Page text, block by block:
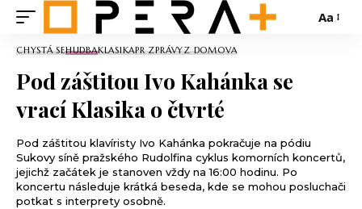
Aa
CHYSTÁ SEHUDBAKLASIKAPR ZPRÁVYZ DOMOVA
Pod záštitou Ivo Kahánka se
vrací Klasika o čtvrté
Pod záštitou klavíristy Ivo Kahánka pokračuje na pódiu
Sukovy síně pražského Rudolfina cyklus komorních koncertů,
jejichž začátek je stanoven vždy na 16:00 hodinu. Po
koncertu následuje krátká beseda, kde se mohou posluchači
potkat s interprety osobně.